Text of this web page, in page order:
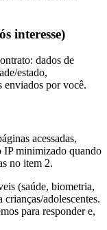
interesse)
dados de
estado,
enviados por você.
acessadas,
IP minimizado quando
no item 2.
(saúde, biometria,
adolescentes.
para responder e,